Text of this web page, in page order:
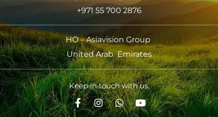
+971 55 700 2876
HO – Asiavision Group
United Arab Emirates
Keep in touch with us.